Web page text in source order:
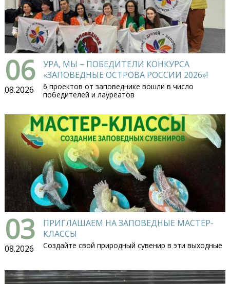
06
08.2026
УРА, МЫ − ПОБЕДИТЕЛИ КОНКУРСА
«ЗАПОВЕДНЫЕ ОСТРОВА РОССИИ 2026»!
6 проектов от заповеднике вошли в число
победителей и лауреатов
03
08.2026
ПРИГЛАШАЕМ НА ЗАПОВЕДНЫЕ МАСТЕР-
КЛАССЫ
Создайте свой природный сувенир в эти выходные